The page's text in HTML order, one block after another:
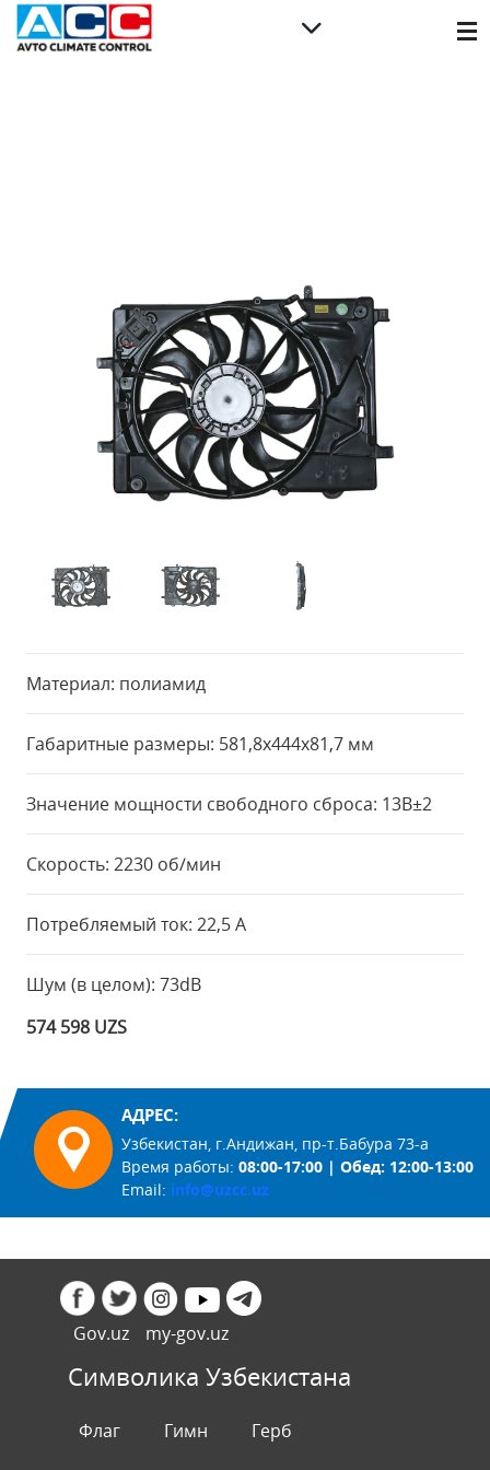
Материал: полиамид
Габаритные размеры: 581,8x444x81,7 мм
Значение мощности свободного сброса: 13В±2
Скорость: 2230 об/мин
Потребляемый ток: 22,5 А
Шум (в целом): 73dB
574 598 UZS
Gov.uz my-gov.uz
АДРЕС:
Узбекистан, г.Андижан, пр-т.Бабура 73-а
Время работы: 08:00-17:00 | Обед: 12:00-13:00
Email: info@uzcc.uz
Символика Узбекистана
Флаг Гимн Герб